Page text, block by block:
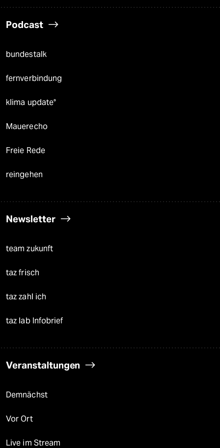
Podcast
bundestalk
fernverbindung
klima update°
Mauerecho
Freie Rede
reingehen
Newsletter
team zukunft
taz frisch
taz zahl ich
taz lab Infobrief
Veranstaltungen
Demnächst
Vor Ort
Live im Stream